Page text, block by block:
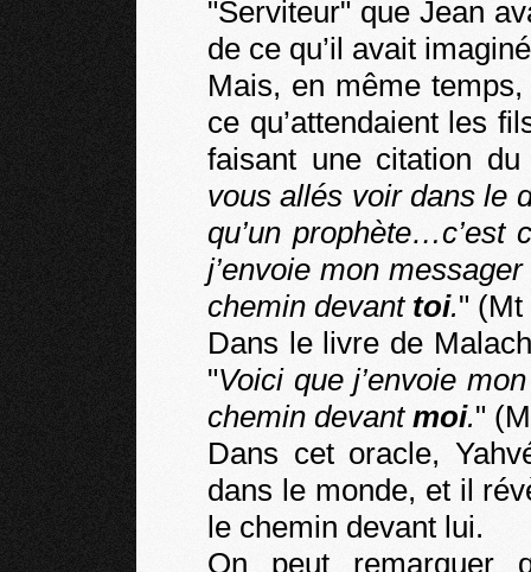
"Serviteur" que Jean
de ce qu’il avait
Mais, en même
ce qu’attendaient les
faisant une citation
vous allés voir dans
qu’un
j’envoie mon
chemin devant toi." (Mt
Dans le livre de
"Voici que j’envoie
chemin devant moi."
Dans cet oracle,
dans le monde, et il
le chemin devant lui.
On peut